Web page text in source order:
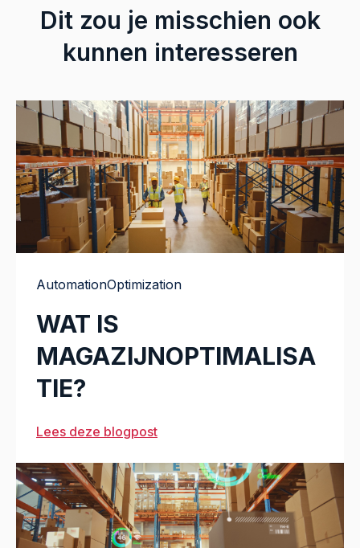
Dit zou je misschien ook
kunnen interesseren
AutomationOptimization
WAT IS
MAGAZIJNOPTIMALISA
TIE?
Lees deze blogpost